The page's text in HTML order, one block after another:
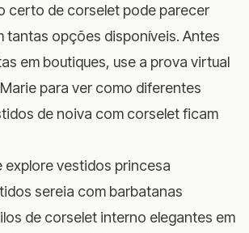
certo de corselet pode parecer
tantas opções disponíveis. Antes
em boutiques, use a prova virtual
para ver como diferentes
de noiva com corselet ficam
explore vestidos princesa
sereia com barbatanas
de corselet interno elegantes em